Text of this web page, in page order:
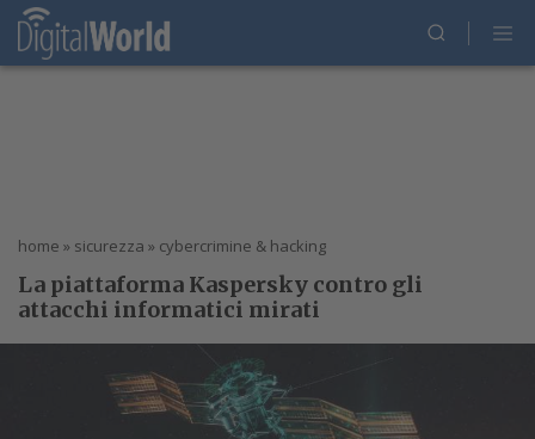
home » sicurezza » cybercrimine & hacking
La piattaforma Kaspersky contro gli
attacchi informatici mirati